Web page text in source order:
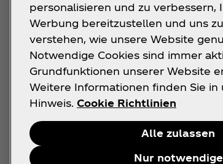
personalisieren und zu verbessern,
Werbung bereitzustellen und uns
verstehen, wie unsere Website
Notwendige Cookies sind immer
Grundfunktionen unserer Website
Weitere Informationen finden Sie in
Hinweis. Cookie Richtlinien
Alle zulassen
Nur notwendige